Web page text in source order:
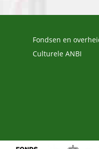
Fondsen en
Culturele ANBI